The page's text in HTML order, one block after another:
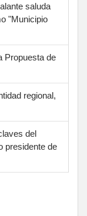
saluda
"Municipio
Propuesta de
regional,
del
presidente de